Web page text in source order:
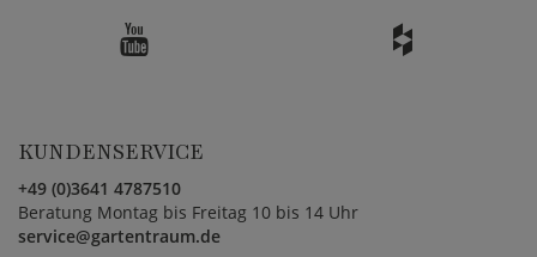
KUNDENSERVICE
+49 (0)3641 4787510
Beratung Montag bis Freitag 10 bis 14 Uhr
service@gartentraum.de